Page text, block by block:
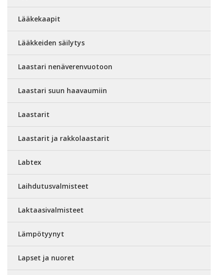
Lääkekaapit
Lääkkeiden säilytys
Laastari nenäverenvuotoon
Laastari suun haavaumiin
Laastarit
Laastarit ja rakkolaastarit
Labtex
Laihdutusvalmisteet
Laktaasivalmisteet
Lämpötyynyt
Lapset ja nuoret